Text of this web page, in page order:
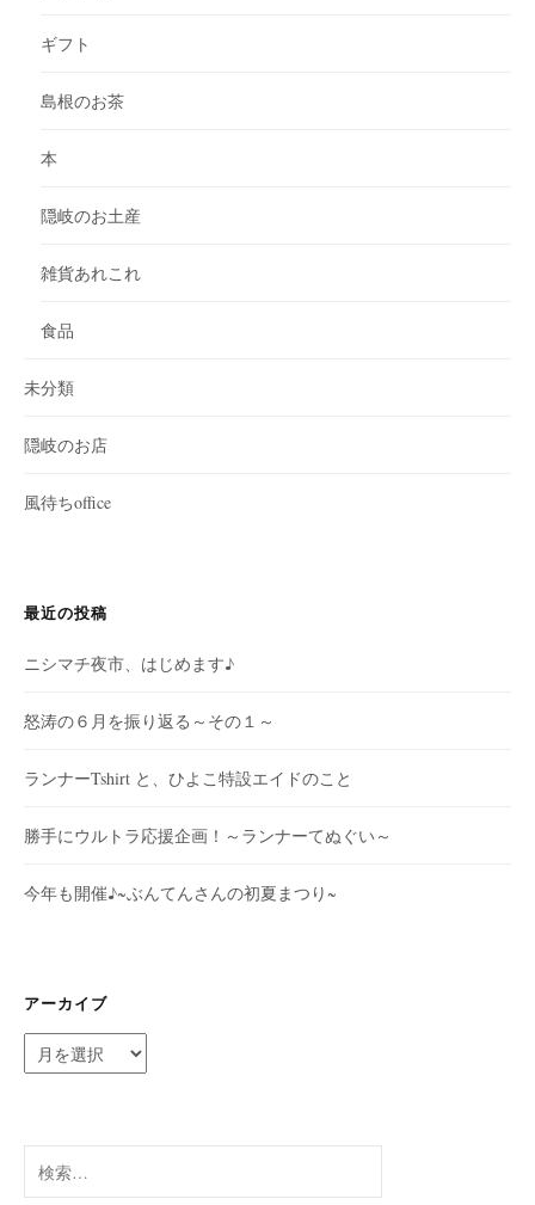
ギフト
島根のお茶
本
隠岐のお土産
雑貨あれこれ
食品
未分類
隠岐のお店
風待ちoffice
最近の投稿
ニシマチ夜市、はじめます♪
怒涛の６月を振り返る～その１～
ランナーTshirt と、ひよこ特設エイドのこと
勝手にウルトラ応援企画！～ランナーてぬぐい～
今年も開催♪~ぶんてんさんの初夏まつり~
アーカイブ
ー
ブ
索: